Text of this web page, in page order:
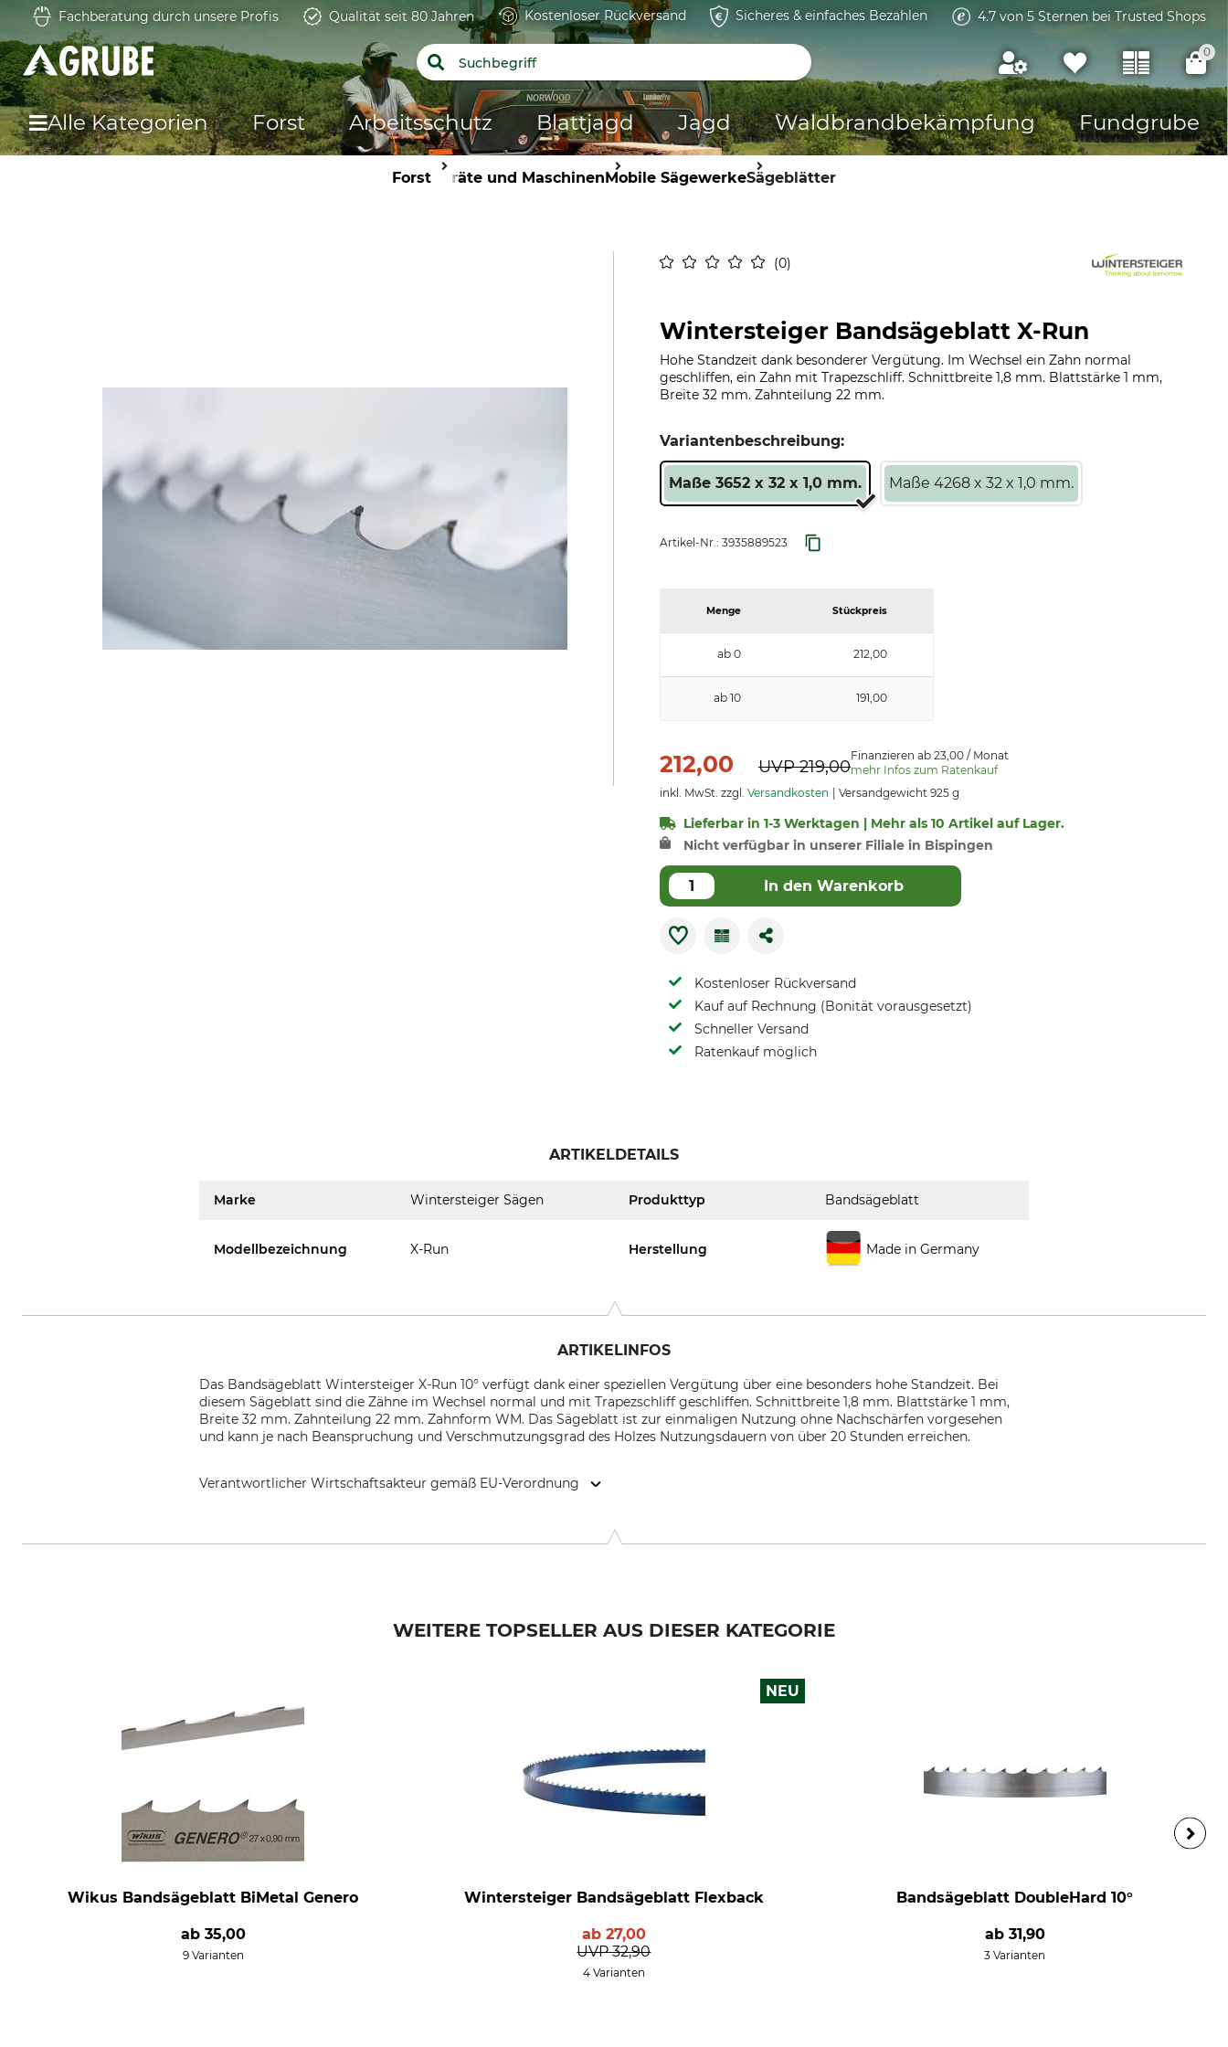
Fachberatung durch unsere Profis Qualität seit 80 Jahren Kostenloser Rückversand Sicheres & einfaches Bezahlen 4.7 von 5 Sternen bei Trusted Shops
0
Alle Kategorien Forst Arbeitsschutz Blattjagd Jagd Waldbrandbekämpfung Fundgrube
Forst Geräte und MaschinenMobile SägewerkeSägeblätter
0
Wintersteiger Bandsägeblatt X-Run
Hohe Standzeit dank besonderer Vergütung. Im Wechsel ein Zahn normal
geschliffen, ein Zahn mit Trapezschliff. Schnittbreite 1,8 mm. Blattstärke 1 mm,
Breite 32 mm. Zahnteilung 22 mm.
Variantenbeschreibung:
Maße 3652 x 32 x 1,0 mm. Maße 4268 x 32 x 1,0 mm.
Artikel-Nr.: 3935889523
Menge Stückpreis
ab 0 212,00
ab 10 191,00
212,00 UVP219,00
Finanzieren ab 23,00 / Monat
mehr Infos zum Ratenkauf
inkl. MwSt. zzgl. Versandkosten Versandgewicht 925 g
Lieferbar in 1-3 Werktagen | Mehr als 10 Artikel auf Lager.
Nicht verfügbar in unserer Filiale in Bispingen
In den Warenkorb
Kostenloser Rückversand
Kauf auf Rechnung (Bonität vorausgesetzt)
Schneller Versand
Ratenkauf möglich
ARTIKELDETAILS
Marke Wintersteiger Sägen Produkttyp Bandsägeblatt
Modellbezeichnung X-Run Herstellung Made in Germany
ARTIKELINFOS
Das Bandsägeblatt Wintersteiger X-Run 10° verfügt dank einer speziellen Vergütung über eine besonders hohe Standzeit. Bei
diesem Sägeblatt sind die Zähne im Wechsel normal und mit Trapezschliff geschliffen. Schnittbreite 1,8 mm. Blattstärke 1 mm,
Breite 32 mm. Zahnteilung 22 mm. Zahnform WM. Das Sägeblatt ist zur einmaligen Nutzung ohne Nachschärfen vorgesehen
und kann je nach Beanspruchung und Verschmutzungsgrad des Holzes Nutzungsdauern von über 20 Stunden erreichen.
Verantwortlicher Wirtschaftsakteur gemäß EU-Verordnung
WEITERE TOPSELLER AUS DIESER KATEGORIE
Wikus Bandsägeblatt BiMetal Genero
ab 35,00
9 Varianten
NEU
Wintersteiger Bandsägeblatt Flexback
ab 27,00
UVP 32,90
4 Varianten
Bandsägeblatt DoubleHard 10°
ab 31,90
3 Varianten